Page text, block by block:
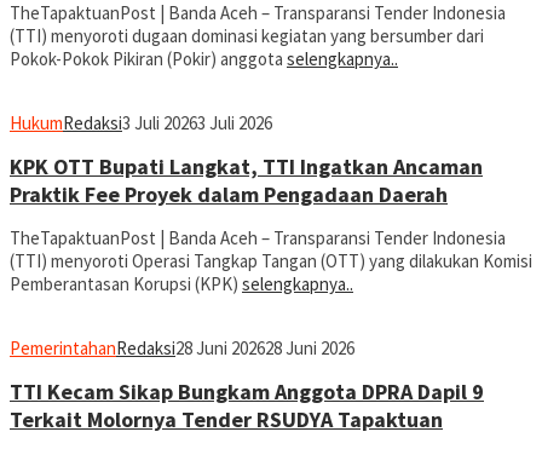
TheTapaktuanPost | Banda Aceh – Transparansi Tender Indonesia
(TTI) menyoroti dugaan dominasi kegiatan yang bersumber dari
Pokok-Pokok Pikiran (Pokir) anggota selengkapnya..
HukumRedaksi3 Juli 20263 Juli 2026
KPK OTT Bupati Langkat, TTI Ingatkan Ancaman
Praktik Fee Proyek dalam Pengadaan Daerah
TheTapaktuanPost | Banda Aceh – Transparansi Tender Indonesia
(TTI) menyoroti Operasi Tangkap Tangan (OTT) yang dilakukan Komisi
Pemberantasan Korupsi (KPK) selengkapnya..
PemerintahanRedaksi28 Juni 202628 Juni 2026
TTI Kecam Sikap Bungkam Anggota DPRA Dapil 9
Terkait Molornya Tender RSUDYA Tapaktuan